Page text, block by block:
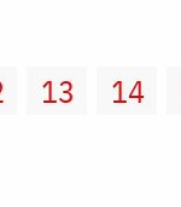
13 14